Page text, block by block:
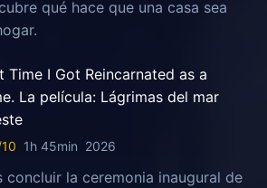
qué hace que una casa sea
Time I Got Reincarnated as a
La película: Lágrimas del mar
1h 45min 2026
concluir la ceremonia inaugural de